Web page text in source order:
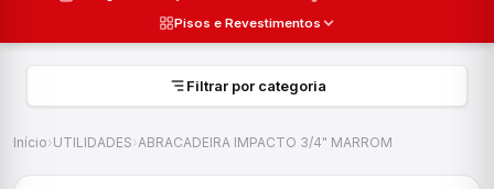
Pisos e Revestimentos
Filtrar por categoria
Início›UTILIDADES›ABRACADEIRA IMPACTO 3/4" MARROM